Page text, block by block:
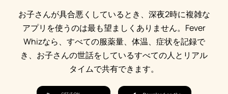
お子さんが具合悪くしているとき、深夜2時に複雑な
アプリを使うのは最も望ましくありません。Fever
Whizなら、すべての服薬量、体温、症状を記録で
き、お子さんの世話をしているすべての人とリアル
タイムで共有できます。